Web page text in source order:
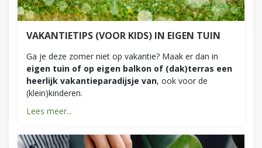
VAKANTIETIPS (VOOR KIDS) IN EIGEN TUIN
Ga je deze zomer niet op vakantie? Maak er dan in
eigen tuin of op eigen balkon of (dak)terras een
heerlijk vakantieparadijsje van, ook voor de
(klein)kinderen.
Lees meer...